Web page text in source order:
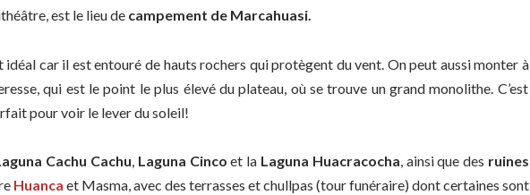
est le lieu de campement de Marcahuasi.
idéal car il est entouré de hauts rochers qui protègent du vent. On peut aussi monter à
qui est le point le plus élevé du plateau, où se trouve un grand monolithe. C’est
pour voir le lever du soleil!
Cachu Cachu, Laguna Cinco et la Laguna Huacracocha, ainsi que des ruines
Huanca et Masma, avec des terrasses et chullpas (tour funéraire) dont certaines sont